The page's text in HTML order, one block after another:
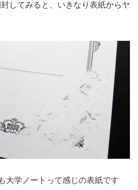
してみると、いきなり表紙からヤ
大学ノートって感じの表紙です